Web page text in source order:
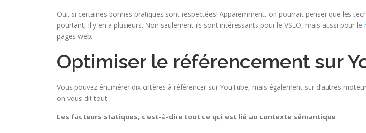
Oui, si certaines bonnes pratiques sont respectées! Apparemment, on pourrait penser que les
pourtant, il y en a plusieurs. Non seulement ils sont intéressants pour le VSEO, mais aussi pour le
pages web.
Optimiser le référencement sur
Vous pouvez énumérer dix critères à référencer sur YouTube, mais également sur d’autres
on vous dit tout.
Les facteurs statiques, c’est-à-dire tout ce qui est lié au contexte sémantique